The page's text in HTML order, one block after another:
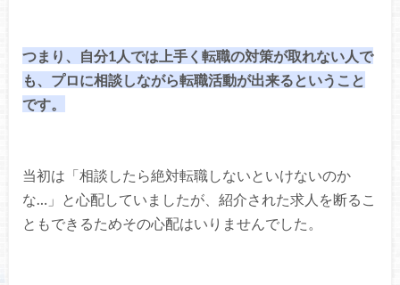
つまり、自分1人では上手く転職の対策が取れない人で
も、プロに相談しながら転職活動が出来るということ
です。
当初は「相談したら絶対転職しないといけないのか
な…」と心配していましたが、紹介された求人を断るこ
ともできるためその心配はいりませんでした。